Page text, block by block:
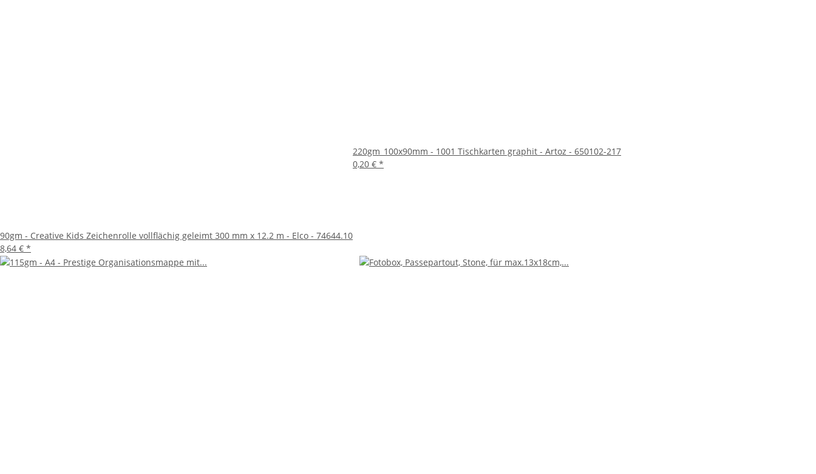
90gm - Creative Kids Zeichenrolle vollflächig geleimt 300 mm x 12.2 m - Elco - 74644.10
8,64 € *
220gm_100x90mm - 1001 Tischkarten graphit - Artoz - 650102-217
0,20 € *